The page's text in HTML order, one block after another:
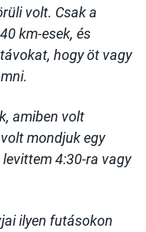
volt. Csak a
km-esek, és
hogy öt vagy
amiben volt
mondjuk egy
4:30-ra vagy
ilyen futásokon